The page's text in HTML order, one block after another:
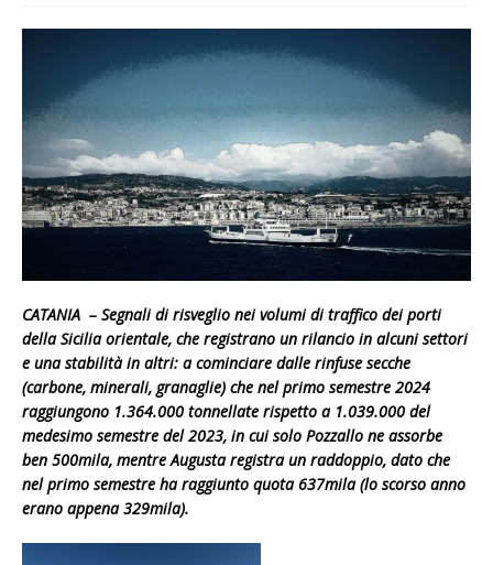
CATANIA – Segnali di risveglio nei volumi di traffico dei porti
della Sicilia orientale, che registrano un rilancio in alcuni settori
e una stabilità in altri: a cominciare dalle rinfuse secche
(carbone, minerali, granaglie) che nel primo semestre 2024
raggiungono 1.364.000 tonnellate rispetto a 1.039.000 del
medesimo semestre del 2023, in cui solo Pozzallo ne assorbe
ben 500mila, mentre Augusta registra un raddoppio, dato che
nel primo semestre ha raggiunto quota 637mila (lo scorso anno
erano appena 329mila).